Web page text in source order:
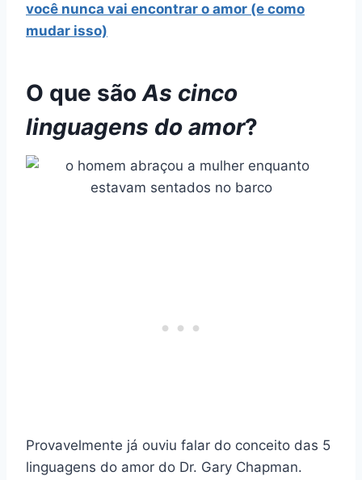
você nunca vai encontrar o amor (e como
mudar isso)
O que sãoAs cinco
linguagens do amor?
Provavelmente já ouviu falar do conceito das 5
linguagens do amor do Dr. Gary Chapman.